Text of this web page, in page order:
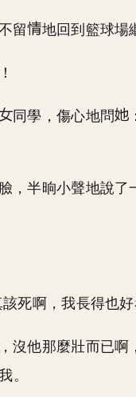
留 地回到籃球場
同學，傷心地問
，半晌小聲地說
死啊，我長得也好
沒他那麼壯而已啊
。